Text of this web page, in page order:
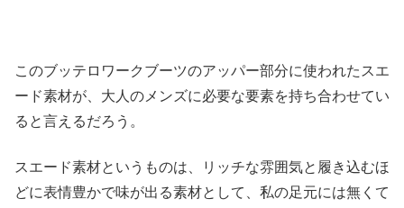
このブッテロワークブーツのアッパー部分に使われたスエ
ード素材が、大人のメンズに必要な要素を持ち合わせてい
ると言えるだろう。
スエード素材というものは、リッチな雰囲気と履き込むほ
どに表情豊かで味が出る素材として、私の足元には無くて